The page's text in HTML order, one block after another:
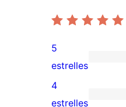
1
valoració
de
5
estrelles
0
4
estrelles